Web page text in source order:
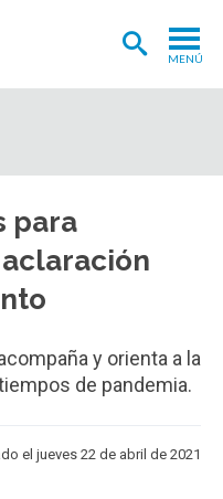
MENÚ
para
y orienta a la
de pandemia.
el jueves 22 de abril de 2021